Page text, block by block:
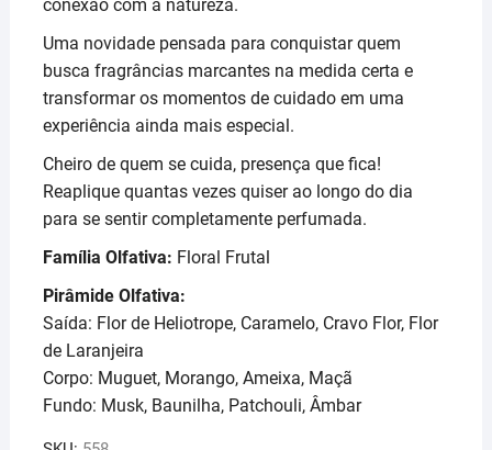
conexão com a natureza.
Uma novidade pensada para conquistar quem
busca fragrâncias marcantes na medida certa e
transformar os momentos de cuidado em uma
experiência ainda mais especial.
Cheiro de quem se cuida, presença que fica!
Reaplique quantas vezes quiser ao longo do dia
para se sentir completamente perfumada.
Família Olfativa: Floral Frutal
Pirâmide Olfativa:
Saída: Flor de Heliotrope, Caramelo, Cravo Flor, Flor
de Laranjeira
Corpo: Muguet, Morango, Ameixa, Maçã
Fundo: Musk, Baunilha, Patchouli, Âmbar
Ameixa
200ml
quantidade